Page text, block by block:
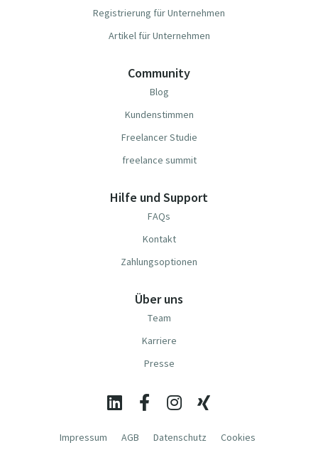
Registrierung für Unternehmen
Artikel für Unternehmen
Community
Blog
Kundenstimmen
Freelancer Studie
freelance summit
Hilfe und Support
FAQs
Kontakt
Zahlungsoptionen
Über uns
Team
Karriere
Presse
Impressum AGB Datenschutz Cookies